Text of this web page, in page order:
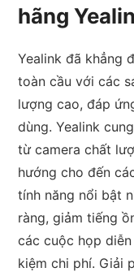
hãng
Yealink đã khẳng
toàn cầu với các
lượng cao, đáp
dùng. Yealink
từ camera chất
hướng cho đến
tính năng nổi bật
ràng, giảm tiếng
các cuộc họp
kiệm chi phí. Giải